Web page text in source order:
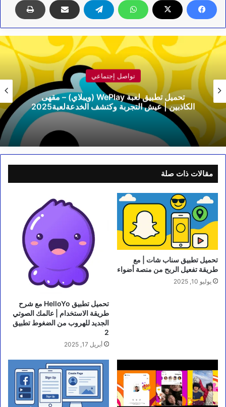
تواصل إجتماعي
تحميل تطبيق لعبة WePlay (ويبلاي) – مقهى
الكاذبين | عيش التجربة وكتشف الخدعةلعبة2025
مقالات ذات صلة
تحميل تطبيق سناب شات | مع
طريقة تفعيل الربح من منصة أضواء
يوليو 10, 2025
تحميل تطبيق HelloYo مع شرح
طريقة الاستخدام | عالمك الصوتي
الجديد للهروب من الضغوط تطبيق
2
أبريل 17, 2025